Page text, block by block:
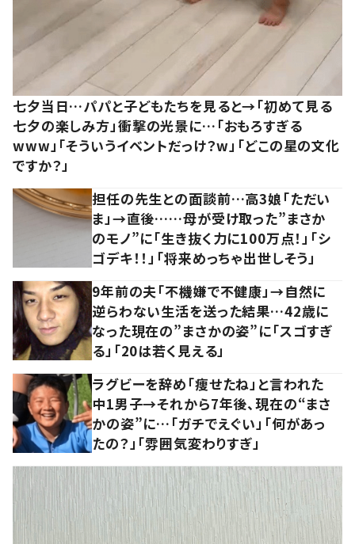
七夕当日…パパと子どもたちを見ると→「初めて見る
七夕の楽しみ方」衝撃の光景に…「おもろすぎる
www」「そういうイベントだっけ？w」「どこの星の文化
ですか？」
担任の先生との面談前…高3娘「ただい
ま」→直後……母が受け取った”まさか
のモノ”に「生き抜く力に100万点！」「シ
ゴデキ！！」「将来めっちゃ出世しそう」
9年前の夫「不機嫌で不健康」→自然に
逆らわない生活を送った結果…42歳に
なった現在の”まさかの姿”に「スゴすぎ
る」「20は若く見える」
ラグビーを辞め「痩せたね」と言われた
中1男子→それから7年後、現在の“まさ
かの姿”に…「ガチでえぐい」「何があっ
たの？」「雰囲気変わりすぎ」